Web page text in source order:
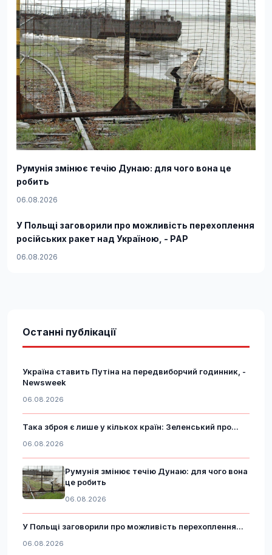
Румунія змінює течію Дунаю: для чого вона це
робить
06.08.2026
У Польщі заговорили про можливість перехоплення
російських ракет над Україною, - PAP
06.08.2026
Останні публікації
Україна ставить Путіна на передвиборчий годинник, -
Newsweek
06.08.2026
Така зброя є лише у кількох країн: Зеленський про...
06.08.2026
Румунія змінює течію Дунаю: для чого вона
це робить
06.08.2026
У Польщі заговорили про можливість перехоплення...
06.08.2026